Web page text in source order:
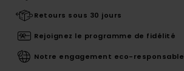
Retours sous 30 jours
Rejoignez le programme de fidélité
Notre engagement eco-responsable